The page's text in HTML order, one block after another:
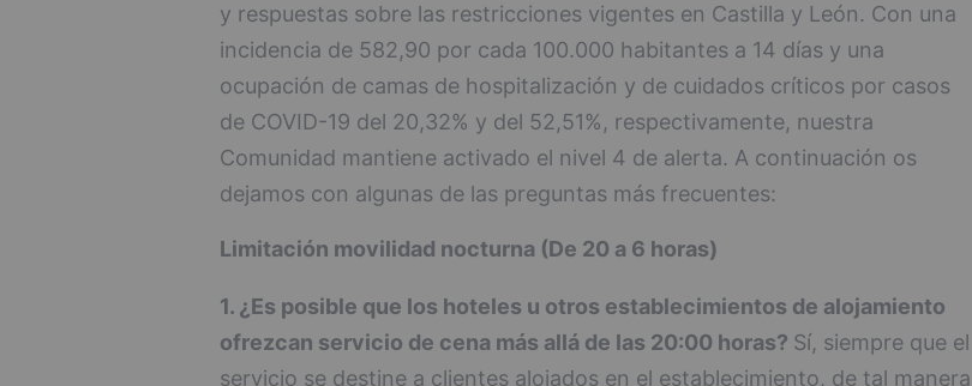
y respuestas sobre las restricciones vigentes en Castilla y León. Con una
incidencia de 582,90 por cada 100.000 habitantes a 14 días y una
ocupación de camas de hospitalización y de cuidados críticos por casos
de COVID-19 del 20,32% y del 52,51%, respectivamente, nuestra
Comunidad mantiene activado el nivel 4 de alerta. A continuación os
dejamos con algunas de las preguntas más frecuentes:
Limitación movilidad nocturna (De 20 a 6 horas)
1. ¿Es posible que los hoteles u otros establecimientos de alojamiento
ofrezcan servicio de cena más allá de las 20:00 horas? Sí, siempre que el
servicio se destine a clientes alojados en el establecimiento, de tal manera